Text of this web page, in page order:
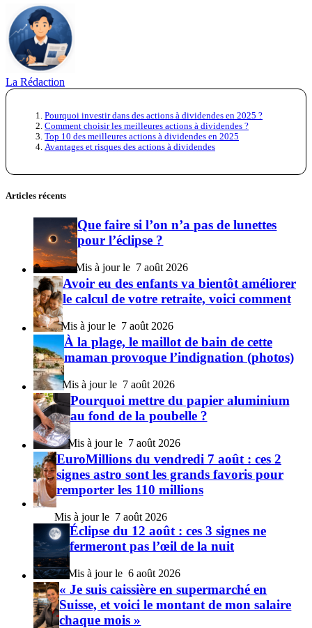
La Rédaction
Pourquoi investir dans des actions à dividendes en 2025 ?
Comment choisir les meilleures actions à dividendes ?
Top 10 des meilleures actions à dividendes en 2025
Avantages et risques des actions à dividendes
Articles récents
Que faire si l’on n’a pas de lunettes
pour l’éclipse ?
7 août 2026
Avoir eu des enfants va bientôt améliorer
le calcul de votre retraite, voici comment
7 août 2026
À la plage, le maillot de bain de cette
maman provoque l’indignation (photos)
7 août 2026
Pourquoi mettre du papier aluminium
au fond de la poubelle ?
7 août 2026
EuroMillions du vendredi 7 août : ces 2
signes astro sont les grands favoris pour
remporter les 110 millions
7 août 2026
Éclipse du 12 août : ces 3 signes ne
fermeront pas l’œil de la nuit
6 août 2026
« Je suis caissière en supermarché en
Suisse, et voici le montant de mon salaire
chaque mois »